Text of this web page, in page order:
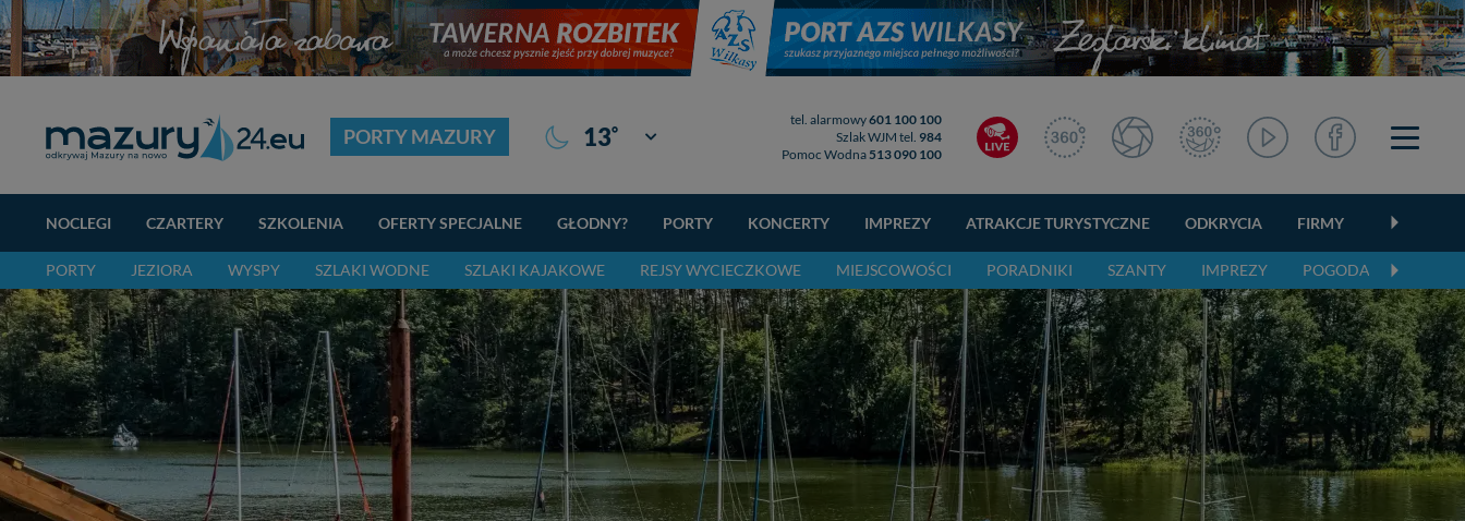
PORTY MAZURY 13° Giżycko
tel. alarmowy601 100 100
Szlak WJM tel. 984
Pomoc Wodna 513 090 100
NOCLEGI CZARTERY SZKOLENIA OFERTY SPECJALNE GŁODNY? PORTY KONCERTY IMPREZY ATRAKCJE TURYSTYCZNE ODKRYCIA FIRMY
PORTY JEZIORA WYSPY SZLAKI WODNE SZLAKI KAJAKOWE REJSY WYCIECZKOWE MIEJSCOWOŚCI PORADNIKI SZANTY IMPREZY POGODA